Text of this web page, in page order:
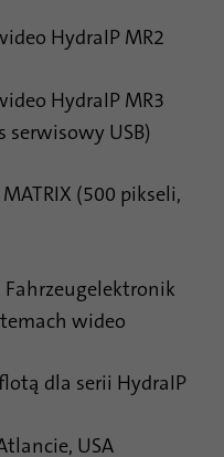
HydraIP MR2
HydraIP MR3
serwisowy USB)
(500 pikseli,
Fahrzeugelektronik
wideo
dla serii HydraIP
USA